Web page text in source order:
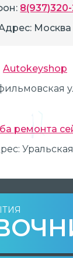
8(937)320-
Москва
Autokeyshop
ремонта